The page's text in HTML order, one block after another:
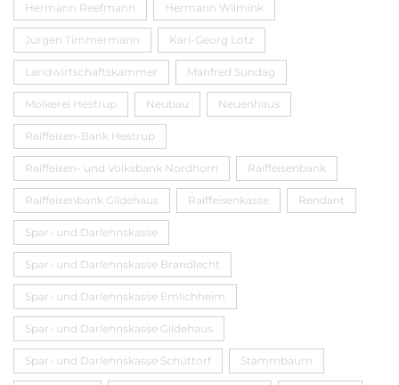
Hermann Reefmann Hermann Wilmink
Jürgen Timmermann Karl-Georg Lotz
Landwirtschaftskammer Manfred Sundag
Molkerei Hestrup Neubau Neuenhaus
Raiffeisen-Bank Hestrup
Raiffeisen- und Volksbank Nordhorn Raiffeisenbank
Raiffeisenbank Gildehaus Raiffeisenkasse Rendant
Spar- und Darlehnskasse
Spar- und Darlehnskasse Brandlecht
Spar- und Darlehnskasse Emlichheim
Spar- und Darlehnskasse Gildehaus
Spar- und Darlehnskasse Schüttorf Stammbaum